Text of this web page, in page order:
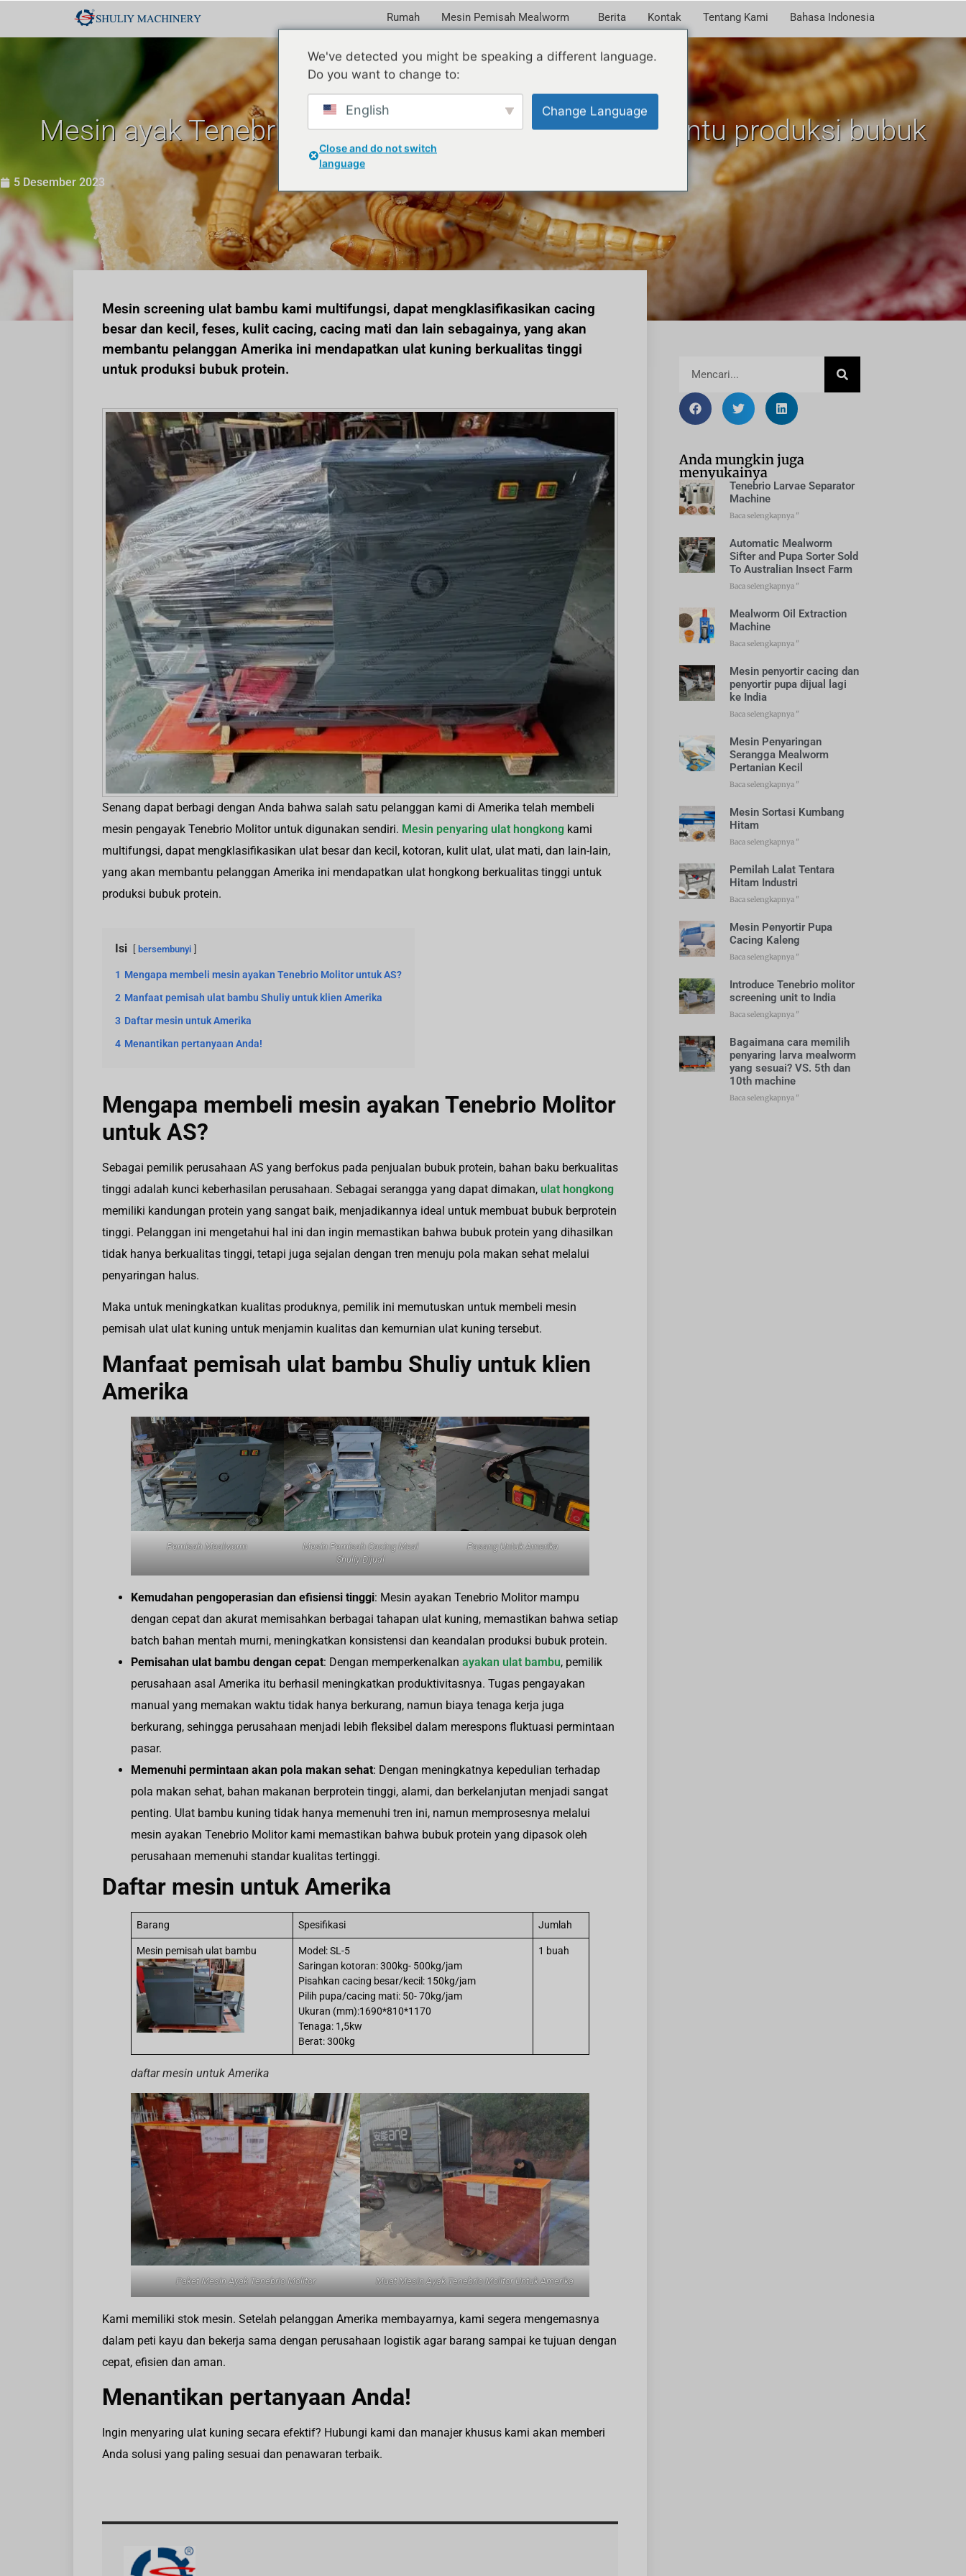
Rumah Mesin Pemisah Mealworm Berita Kontak Tentang Kami Bahasa Indonesia
Mesin ayak Tenebrio Molitor untuk Amerika membantu produksi bubuk
protein tinggi
5 Desember 2023
Mesin screening ulat bambu kami multifungsi, dapat mengklasifikasikan cacing
besar dan kecil, feses, kulit cacing, cacing mati dan lain sebagainya, yang akan
membantu pelanggan Amerika ini mendapatkan ulat kuning berkualitas tinggi
untuk produksi bubuk protein.
Senang dapat berbagi dengan Anda bahwa salah satu pelanggan kami di Amerika telah membeli
mesin pengayak Tenebrio Molitor untuk digunakan sendiri. Mesin penyaring ulat hongkong kami
multifungsi, dapat mengklasifikasikan ulat besar dan kecil, kotoran, kulit ulat, ulat mati, dan lain-lain,
yang akan membantu pelanggan Amerika ini mendapatkan ulat hongkong berkualitas tinggi untuk
produksi bubuk protein.
Isi bersembunyi
1 Mengapa membeli mesin ayakan Tenebrio Molitor untuk AS?
2 Manfaat pemisah ulat bambu Shuliy untuk klien Amerika
3 Daftar mesin untuk Amerika
4 Menantikan pertanyaan Anda!
Mengapa membeli mesin ayakan Tenebrio Molitor
untuk AS?
Sebagai pemilik perusahaan AS yang berfokus pada penjualan bubuk protein, bahan baku berkualitas
tinggi adalah kunci keberhasilan perusahaan. Sebagai serangga yang dapat dimakan, ulat hongkong
memiliki kandungan protein yang sangat baik, menjadikannya ideal untuk membuat bubuk berprotein
tinggi. Pelanggan ini mengetahui hal ini dan ingin memastikan bahwa bubuk protein yang dihasilkan
tidak hanya berkualitas tinggi, tetapi juga sejalan dengan tren menuju pola makan sehat melalui
penyaringan halus.
Maka untuk meningkatkan kualitas produknya, pemilik ini memutuskan untuk membeli mesin
pemisah ulat ulat kuning untuk menjamin kualitas dan kemurnian ulat kuning tersebut.
Manfaat pemisah ulat bambu Shuliy untuk klien
Amerika
Pemisah Mealworm
Mesin Pemisah Cacing Meal
Shuliy Dijual
Pasang Untuk Amerika
Kemudahan pengoperasian dan efisiensi tinggi: Mesin ayakan Tenebrio Molitor mampu
dengan cepat dan akurat memisahkan berbagai tahapan ulat kuning, memastikan bahwa setiap
batch bahan mentah murni, meningkatkan konsistensi dan keandalan produksi bubuk protein.
Pemisahan ulat bambu dengan cepat: Dengan memperkenalkan ayakan ulat bambu, pemilik
perusahaan asal Amerika itu berhasil meningkatkan produktivitasnya. Tugas pengayakan
manual yang memakan waktu tidak hanya berkurang, namun biaya tenaga kerja juga
berkurang, sehingga perusahaan menjadi lebih fleksibel dalam merespons fluktuasi permintaan
pasar.
Memenuhi permintaan akan pola makan sehat: Dengan meningkatnya kepedulian terhadap
pola makan sehat, bahan makanan berprotein tinggi, alami, dan berkelanjutan menjadi sangat
penting. Ulat bambu kuning tidak hanya memenuhi tren ini, namun memprosesnya melalui
mesin ayakan Tenebrio Molitor kami memastikan bahwa bubuk protein yang dipasok oleh
perusahaan memenuhi standar kualitas tertinggi.
Daftar mesin untuk Amerika
Barang Spesifikasi Jumlah
Mesin pemisah ulat bambu
Model: SL-5
Saringan kotoran: 300kg- 500kg/jam
Pisahkan cacing besar/kecil: 150kg/jam
Pilih pupa/cacing mati: 50- 70kg/jam
Ukuran (mm):1690*810*1170
Tenaga: 1,5kw
Berat: 300kg
1 buah
daftar mesin untuk Amerika
Paket Mesin Ayak Tenebrio Molitor Muat Mesin Ayak Tenebrio Molitor Untuk Amerika
Kami memiliki stok mesin. Setelah pelanggan Amerika membayarnya, kami segera mengemasnya
dalam peti kayu dan bekerja sama dengan perusahaan logistik agar barang sampai ke tujuan dengan
cepat, efisien dan aman.
Menantikan pertanyaan Anda!
Ingin menyaring ulat kuning secara efektif? Hubungi kami dan manajer khusus kami akan memberi
Anda solusi yang paling sesuai dan penawaran terbaik.
Anda mungkin juga
menyukainya
Tenebrio Larvae Separator
Machine
Baca selengkapnya "
Automatic Mealworm
Sifter and Pupa Sorter Sold
To Australian Insect Farm
Baca selengkapnya "
Mealworm Oil Extraction
Machine
Baca selengkapnya "
Mesin penyortir cacing dan
penyortir pupa dijual lagi
ke India
Baca selengkapnya "
Mesin Penyaringan
Serangga Mealworm
Pertanian Kecil
Baca selengkapnya "
Mesin Sortasi Kumbang
Hitam
Baca selengkapnya "
Pemilah Lalat Tentara
Hitam Industri
Baca selengkapnya "
Mesin Penyortir Pupa
Cacing Kaleng
Baca selengkapnya "
Introduce Tenebrio molitor
screening unit to India
Baca selengkapnya "
Bagaimana cara memilih
penyaring larva mealworm
yang sesuai? VS. 5th dan
10th machine
Baca selengkapnya "
We've detected you might be speaking a different language.
Do you want to change to:
English Change Language
Close and do not switch
language